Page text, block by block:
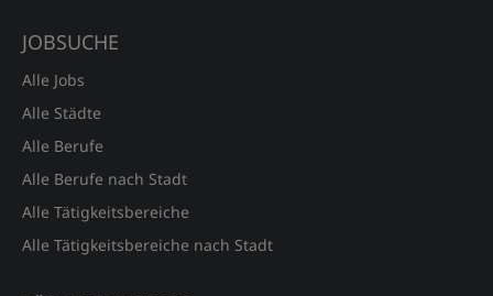
JOBSUCHE
Alle Jobs
Alle Städte
Alle Berufe
Alle Berufe nach Stadt
Alle Tätigkeitsbereiche
Alle Tätigkeitsbereiche nach Stadt